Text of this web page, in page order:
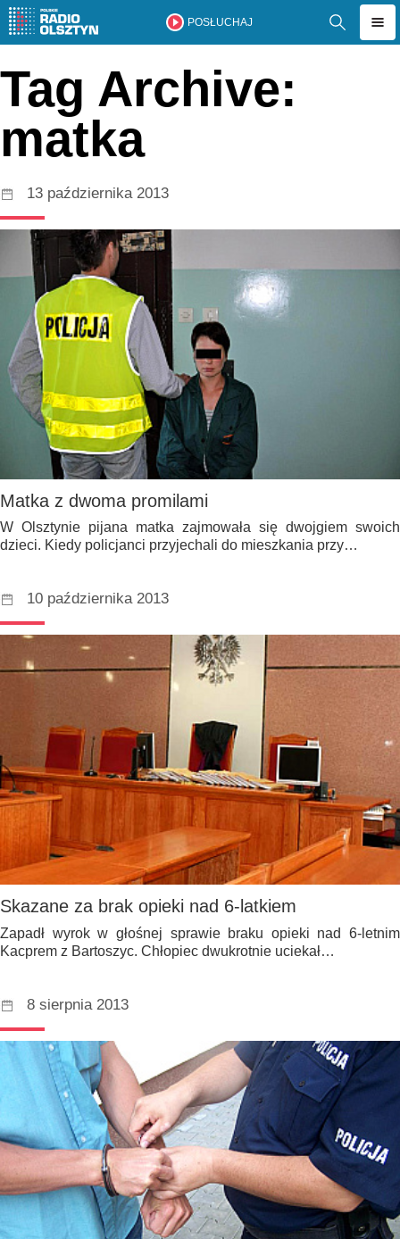
POSŁUCHAJ
Tag Archive:
matka
13 października 2013
Matka z dwoma promilami
W Olsztynie pijana matka zajmowała się dwojgiem swoich
dzieci. Kiedy policjanci przyjechali do mieszkania przy…
10 października 2013
Skazane za brak opieki nad 6-latkiem
Zapadł wyrok w głośnej sprawie braku opieki nad 6-letnim
Kacprem z Bartoszyc. Chłopiec dwukrotnie uciekał…
8 sierpnia 2013